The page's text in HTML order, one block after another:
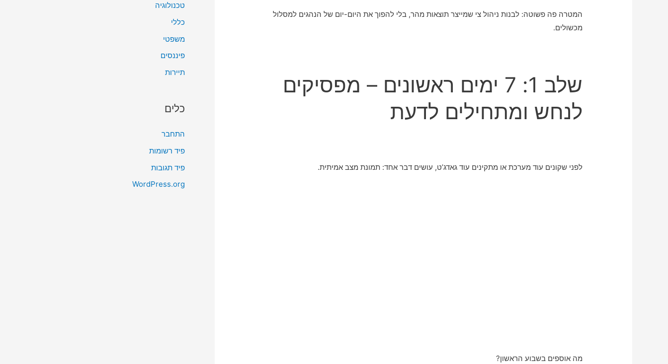
המטרה פה פשוטה: לבנות ניהול צי שמייצר תוצאות מהר, בלי להפוך את היום-יום של הנהגים למסלול
מכשולים.
שלב 1: 7 ימים ראשונים – מפסיקים
לנחש ומתחילים לדעת
לפני שקונים עוד מערכת או מתקינים עוד גאדג’ט, עושים דבר אחד: תמונת מצב אמיתית.
מה אוספים בשבוע הראשון?
טכנולוגיה
כללי
משפטי
פיננסים
תיירות
כלים
התחבר
פיד רשומות
פיד תגובות
WordPress.org